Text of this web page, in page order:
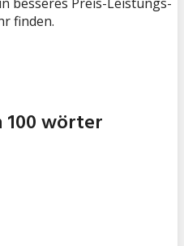
finden.
100 wörter